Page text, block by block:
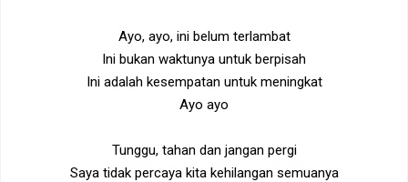
Ayo, ayo, ini belum terlambat
Ini bukan waktunya untuk berpisah
Ini adalah kesempatan untuk meningkat
Ayo ayo
Tunggu, tahan dan jangan pergi
Saya tidak percaya kita kehilangan semuanya